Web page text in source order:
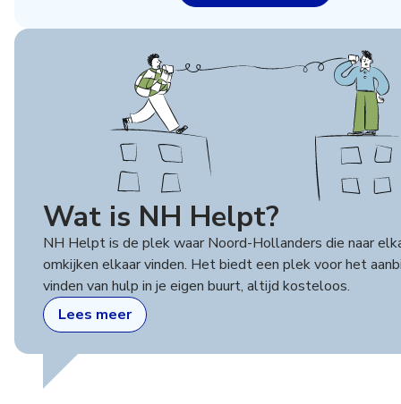
Wat is NH Helpt?
NH Helpt is de plek waar Noord-Hollanders die naar
omkijken elkaar vinden. Het biedt een plek voor het
vinden van hulp in je eigen buurt, altijd kosteloos.
Lees meer